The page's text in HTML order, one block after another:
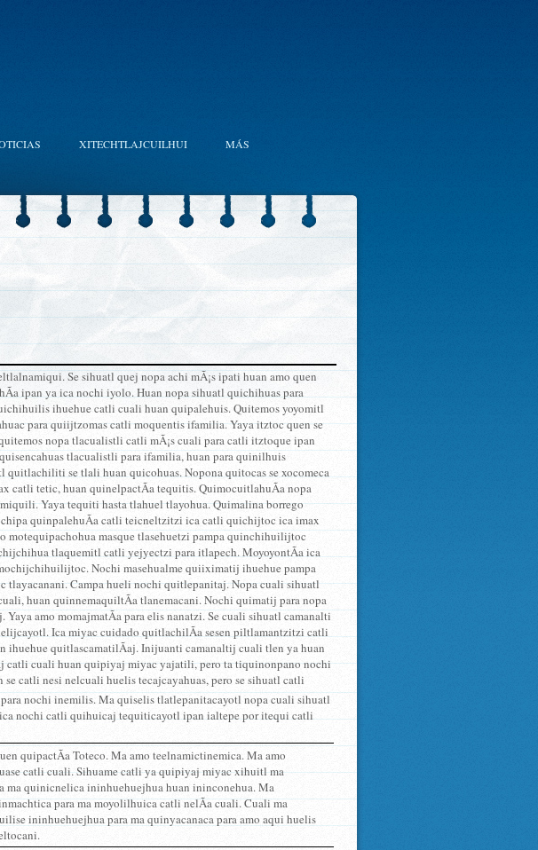
XITECHTLAJCUILHUI MÁS
Se sihuatl quej nopa achi mÃ¡s ipati huan amo quen
ipan ya ica nochi iyolo. Huan nopa sihuatl quichihuas para
ihuehue catli cuali huan quipalehuis. Quitemos yoyomitl
para quiijtzomas catli moquentis ifamilia. Yaya itztoc quen se
nopa tlacualistli catli mÃ¡s cuali para catli itztoque ipan
tlacualistli para ifamilia, huan para quinilhuis
se tlali huan quicohuas. Nopona quitocas se xocomeca
catli tetic, huan quinelpactÃ­a tequitis. QuimocuitlahuÃ­a nopa
Yaya tequiti hasta tlahuel tlayohua. Quimalina borrego
quinpalehuÃ­a catli teicneltzitzi ica catli quichijtoc ica imax
masque tlasehuetzi pampa quinchihuilijtoc
tlaquemitl catli yejyectzi para itlapech. MoyoyontÃ­a ica
Nochi masehualme quiiximatij ihuehue pampa
Campa hueli nochi quitlepanitaj. Nopa cuali sihuatl
huan quinnemaquiltÃ­a tlanemacani. Nochi quimatij para nopa
amo momajmatÃ­a para elis nanatzi. Se cuali sihuatl camanalti
Ica miyac cuidado quitlachilÃ­a sesen piltlamantzitzi catli
quitlascamatilÃ­aj. Inijuanti camanaltij cuali tlen ya huan
cuali huan quipiyaj miyac yajatili, pero ta tiquinonpano nochi
se catli nesi nelcuali huelis tecajcayahuas, pero se sihuatl catli
nochi inemilis. Ma quiselis tlatlepanitacayotl nopa cuali sihuatl
nochi catli quihuicaj tequiticayotl ipan ialtepe por itequi catli
quipactÃ­a Toteco. Ma amo teelnamictinemica. Ma amo
catli cuali. Sihuame catli ya quipiyaj miyac xihuitl ma
quinicnelica ininhuehuejhua huan ininconehua. Ma
para ma moyolilhuica catli nelÃ­a cuali. Cuali ma
ininhuehuejhua para ma quinyacanaca para amo aqui huelis